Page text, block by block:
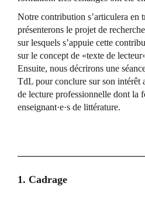
Notre contribution s’articulera en
présenterons le projet de
sur lesquels s’appuie cette
sur le concept de «texte de
Ensuite, nous décrirons une
TdL pour conclure sur son intérêt
de lecture professionnelle dont la
enseignant·e·s de littérature.
1. Cadrage